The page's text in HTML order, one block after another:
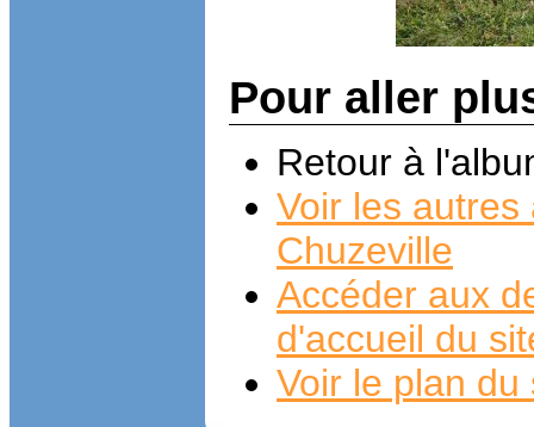
Pour aller
Retour à
Voir les
Chuzeville
Accéder aux
d'accueil du
Voir le plan du